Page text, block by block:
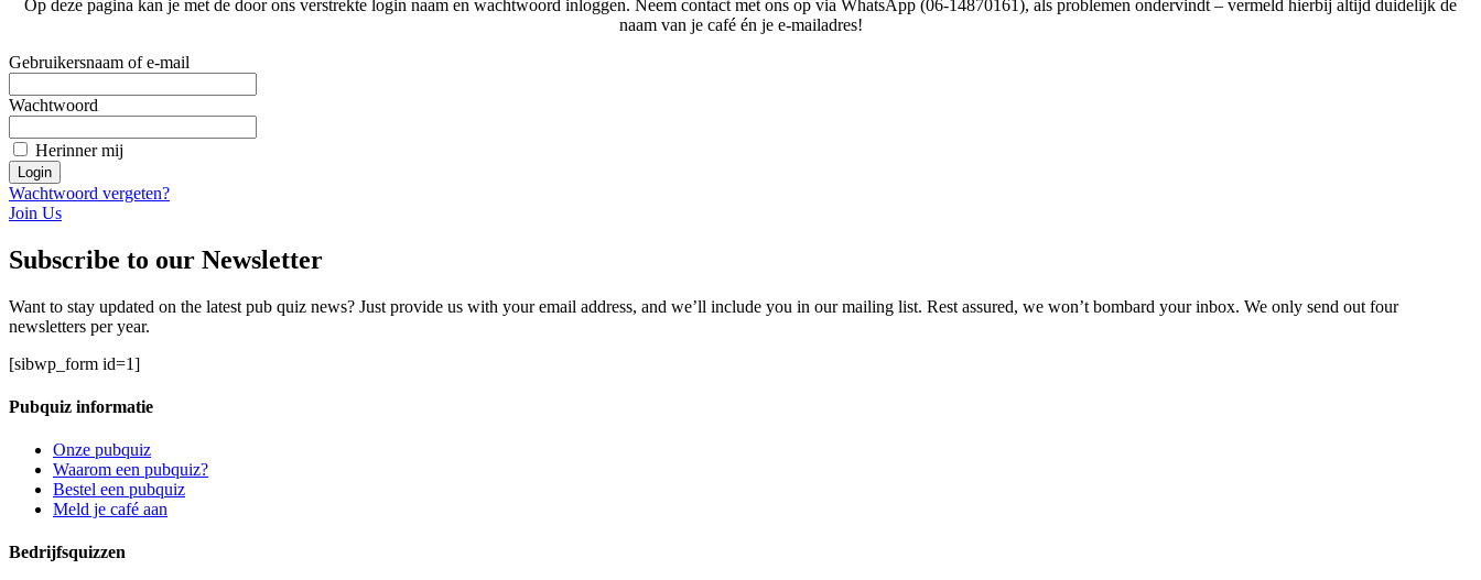
Op deze pagina kan je met de door ons verstrekte login naam en wachtwoord inloggen. Neem contact met ons op via WhatsApp (06-14870161), als problemen ondervindt – vermeld hierbij altijd duidelijk de
naam van je café én je e-mailadres!
Gebruikersnaam of e-mail
Wachtwoord
Herinner mij
Wachtwoord vergeten?
Join Us
Subscribe to our Newsletter
Want to stay updated on the latest pub quiz news? Just provide us with your email address, and we’ll include you in our mailing list. Rest assured, we won’t bombard your inbox. We only send out four
newsletters per year.
[sibwp_form id=1]
Pubquiz informatie
Onze pubquiz
Waarom een pubquiz?
Bestel een pubquiz
Meld je café aan
Bedrijfsquizzen